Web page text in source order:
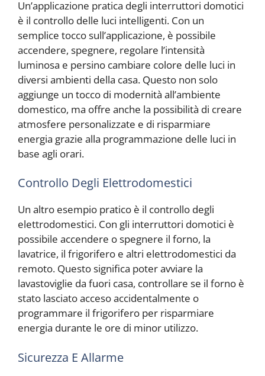
Un’applicazione pratica degli interruttori domotici
è il controllo delle luci intelligenti. Con un
semplice tocco sull’applicazione, è possibile
accendere, spegnere, regolare l’intensità
luminosa e persino cambiare colore delle luci in
diversi ambienti della casa. Questo non solo
aggiunge un tocco di modernità all’ambiente
domestico, ma offre anche la possibilità di creare
atmosfere personalizzate e di risparmiare
energia grazie alla programmazione delle luci in
base agli orari.
Controllo Degli Elettrodomestici
Un altro esempio pratico è il controllo degli
elettrodomestici. Con gli interruttori domotici è
possibile accendere o spegnere il forno, la
lavatrice, il frigorifero e altri elettrodomestici da
remoto. Questo significa poter avviare la
lavastoviglie da fuori casa, controllare se il forno è
stato lasciato acceso accidentalmente o
programmare il frigorifero per risparmiare
energia durante le ore di minor utilizzo.
Sicurezza E Allarme